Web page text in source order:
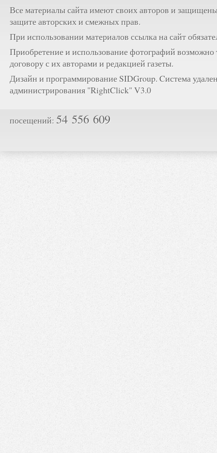
Все материалы сайта имеют своих авторов и
защите авторских и смежных прав.
При использовании материалов ссылка на сайт
Приобретение и использование фотографий возможно
договору с их авторами и редакцией газеты.
Дизайн и программирование SIDGroup. Cистема
администрирования "RightClick" V3.0
посещений: 54 556 609